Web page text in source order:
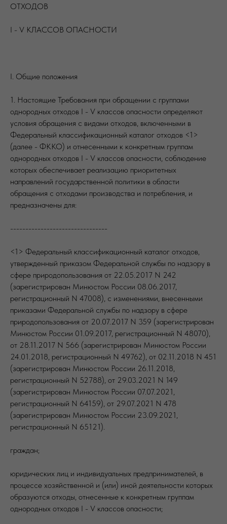
ОТХОДОВ
I - V КЛАССОВ ОПАСНОСТИ
I. Общие положения
1. Настоящие Требования при обращении с группами
однородных отходов I - V классов опасности определяют
условия обращения с видами отходов, включенными в
Федеральный классификационный каталог отходов <1>
(далее - ФККО) и отнесенными к конкретным группам
однородных отходов I - V классов опасности, соблюдение
которых обеспечивает реализацию приоритетных
направлений государственной политики в области
обращения с отходами производства и потребления, и
предназначены для:
--------------------------------
<1> Федеральный классификационный каталог отходов,
утвержденный приказом Федеральной службы по надзору в
сфере природопользования от 22.05.2017 N 242
(зарегистрирован Минюстом России 08.06.2017,
регистрационный N 47008), с изменениями, внесенными
приказами Федеральной службы по надзору в сфере
природопользования от 20.07.2017 N 359 (зарегистрирован
Минюстом России 01.09.2017, регистрационный N 48070),
от 28.11.2017 N 566 (зарегистрирован Минюстом России
24.01.2018, регистрационный N 49762), от 02.11.2018 N 451
(зарегистрирован Минюстом России 26.11.2018,
регистрационный N 52788), от 29.03.2021 N 149
(зарегистрирован Минюстом России 07.07.2021,
регистрационный N 64159), от 29.07.2021 N 478
(зарегистрирован Минюстом России 23.09.2021,
регистрационный N 65121).
граждан;
юридических лиц и индивидуальных предпринимателей, в
процессе хозяйственной и (или) иной деятельности которых
образуются отходы, отнесенные к конкретным группам
однородных отходов I - V классов опасности;